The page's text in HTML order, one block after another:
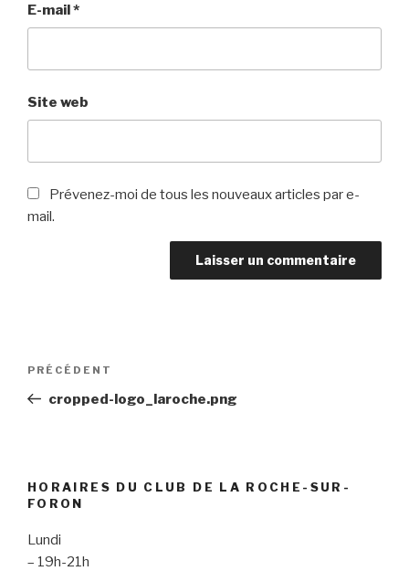
E-mail*
Site web
Prévenez-moi de tous les nouveaux articles par e-
mail.
Navigation
l’article
Article
précédent
PRÉCÉDENT
cropped-logo_laroche.png
HORAIRES DU CLUB DE LA ROCHE-SUR-
FORON
Lundi
– 19h-21h